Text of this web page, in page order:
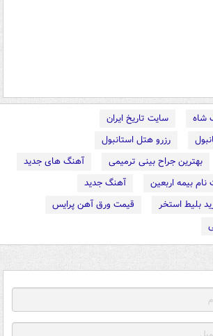
شاه
سایت تاریخ ایران
رزرو هتل استانبول
بهترین جراح بینی ترمیمی
آهنگ های جدید
نام بیمه اربعین
آهنگ جدید
بلیط استخر
قیمت ورق آهن پرایس